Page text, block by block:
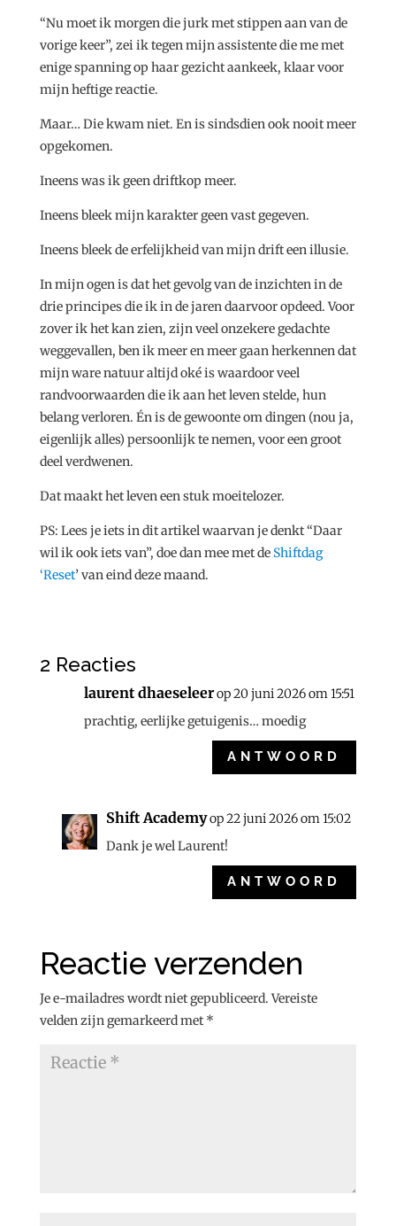
“Nu moet ik morgen die jurk met stippen aan van de
vorige keer”, zei ik tegen mijn assistente die me met
enige spanning op haar gezicht aankeek, klaar voor
mijn heftige reactie.
Maar… Die kwam niet. En is sindsdien ook nooit meer
opgekomen.
Ineens was ik geen driftkop meer.
Ineens bleek mijn karakter geen vast gegeven.
Ineens bleek de erfelijkheid van mijn drift een illusie.
In mijn ogen is dat het gevolg van de inzichten in de
drie principes die ik in de jaren daarvoor opdeed. Voor
zover ik het kan zien, zijn veel onzekere gedachte
weggevallen, ben ik meer en meer gaan herkennen dat
mijn ware natuur altijd oké is waardoor veel
randvoorwaarden die ik aan het leven stelde, hun
belang verloren. Én is de gewoonte om dingen (nou ja,
eigenlijk alles) persoonlijk te nemen, voor een groot
deel verdwenen.
Dat maakt het leven een stuk moeitelozer.
PS: Lees je iets in dit artikel waarvan je denkt “Daar
wil ik ook iets van”, doe dan mee met de Shiftdag
‘Reset’ van eind deze maand.
2 Reacties
laurent dhaeseleerop 20 juni 2026 om 15:51
prachtig, eerlijke getuigenis… moedig
ANTWOORD
Shift Academyop 22 juni 2026 om 15:02
Dank je wel Laurent!
ANTWOORD
Reactie verzenden
Je e-mailadres wordt niet gepubliceerd. Vereiste
velden zijn gemarkeerd met *